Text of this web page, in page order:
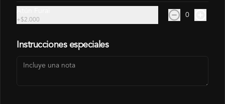
Mi cuenta
+$2.000
0
Instrucciones especiales